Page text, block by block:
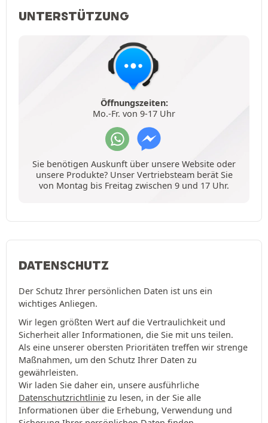
UNTERSTÜTZUNG
Öffnungszeiten:
Mo.-Fr. von 9-17 Uhr
Sie benötigen Auskunft über unsere Website oder
unsere Produkte? Unser Vertriebsteam berät Sie
von Montag bis Freitag zwischen 9 und 17 Uhr.
DATENSCHUTZ
Der Schutz Ihrer persönlichen Daten ist uns ein
wichtiges Anliegen.
Wir legen größten Wert auf die Vertraulichkeit und
Sicherheit aller Informationen, die Sie mit uns teilen.
Als eine unserer obersten Prioritäten treffen wir strenge
Maßnahmen, um den Schutz Ihrer Daten zu
gewährleisten.
Wir laden Sie daher ein, unsere ausführliche
Datenschutzrichtlinie zu lesen, in der Sie alle
Informationen über die Erhebung, Verwendung und